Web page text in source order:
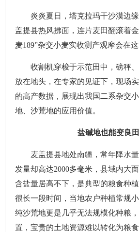
炎炎夏日，塔克拉玛干沙漠边缘
盖提县热风拂面，连片麦田翻滚着
麦189”杂交小麦实收测产观摩会在这
收割机穿梭于示范田中，磅秤、
放在地头，在专家的见证下，现场
的高产数据，展现出我国二系杂交
地、沙荒地的应用价值。
盐碱地也能变良田
麦盖提县地处南疆，常年降水量
发量却高达2000多毫米，县域内大
含盐量居高不下，是典型的粮食种
很长一段时间，当地农户种植常规
纯沙荒地更是几乎无法规模化种粮
置，宝贵的土地资源难以转化为粮食